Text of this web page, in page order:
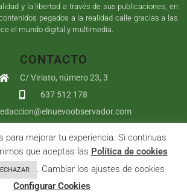
y la libertad a través de sus publicaciones, en
pegados a la realidad calle gracias a las
el mundo digital y multimedia.
CONTACTO
C/ Viriato, número 23, 3
637 512 178
Nuevo Observador | Sumurdigital Diseño web
Reserved |
|Política de cookies|User
para mejorar tu experiencia. Si continuas
que aceptas las Política de cookies
. Cambiar los ajustes de cookies
Configurar Cookies